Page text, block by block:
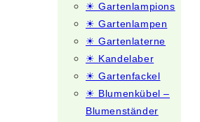
☀ Gartenlampions
☀ Gartenlampen
☀ Gartenlaterne
☀ Kandelaber
☀ Gartenfackel
☀ Blumenkübel –
Blumenständer